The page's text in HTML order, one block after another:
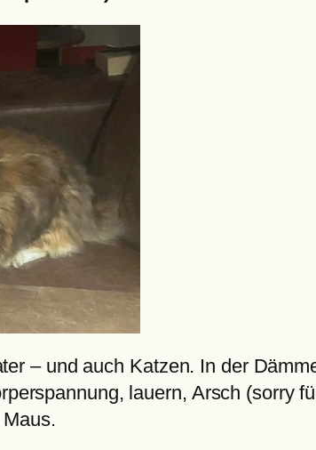
– und auch Katzen. In der
lauern, Arsch (sorry